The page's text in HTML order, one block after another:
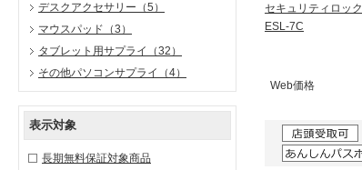
デスクアクセサリー （5）
マウスパッド （3）
タブレット用サプライ
（32）
その他パソコンサプライ
（4）
表示対象
長期無料保証対象商品
セキュリティロック
ESL-7C
Web価格